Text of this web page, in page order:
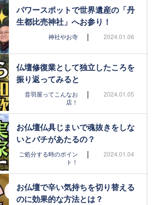
パワースポットで世界遺産の「丹
生都比売神社」へお参り！
神社やお寺 | 2024.01.06
仏壇修復業として独立したころを
振り返ってみると
音羽屋ってこんなお
店！
| 2024.01.05
お仏壇仏具じまいで魂抜きをしな
いとバチがあたるの？
ご処分する時のポイン
ト！
| 2024.01.04
お仏壇で辛い気持ちを切り替える
のに効果的な方法とは？